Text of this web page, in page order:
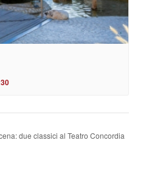
due classici al Teatro Concordia